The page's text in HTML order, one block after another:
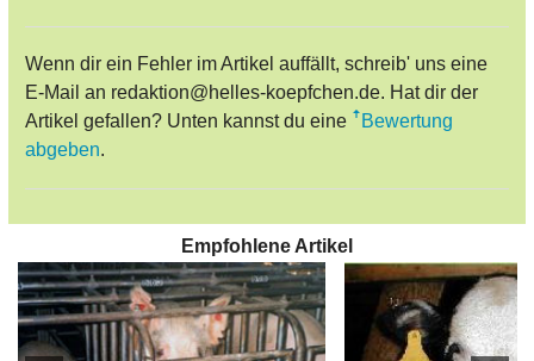
Wenn dir ein Fehler im Artikel auffällt, schreib' uns eine
E-Mail an redaktion@helles-koepfchen.de. Hat dir der
Artikel gefallen? Unten kannst du eine
Bewertung
abgeben.
Empfohlene Artikel